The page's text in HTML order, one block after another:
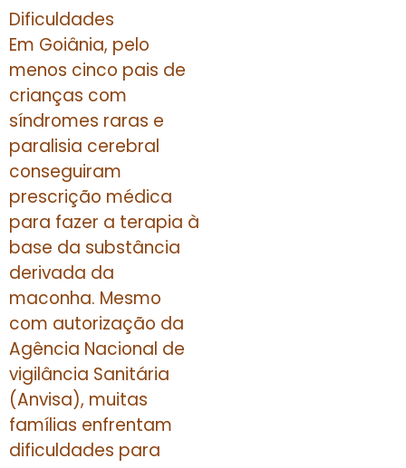
Dificuldades
Em Goiânia, pelo
menos cinco pais de
crianças com
síndromes raras e
paralisia cerebral
conseguiram
prescrição médica
para fazer a terapia à
base da substância
derivada da
maconha. Mesmo
com autorização da
Agência Nacional de
vigilância Sanitária
(Anvisa), muitas
famílias enfrentam
dificuldades para